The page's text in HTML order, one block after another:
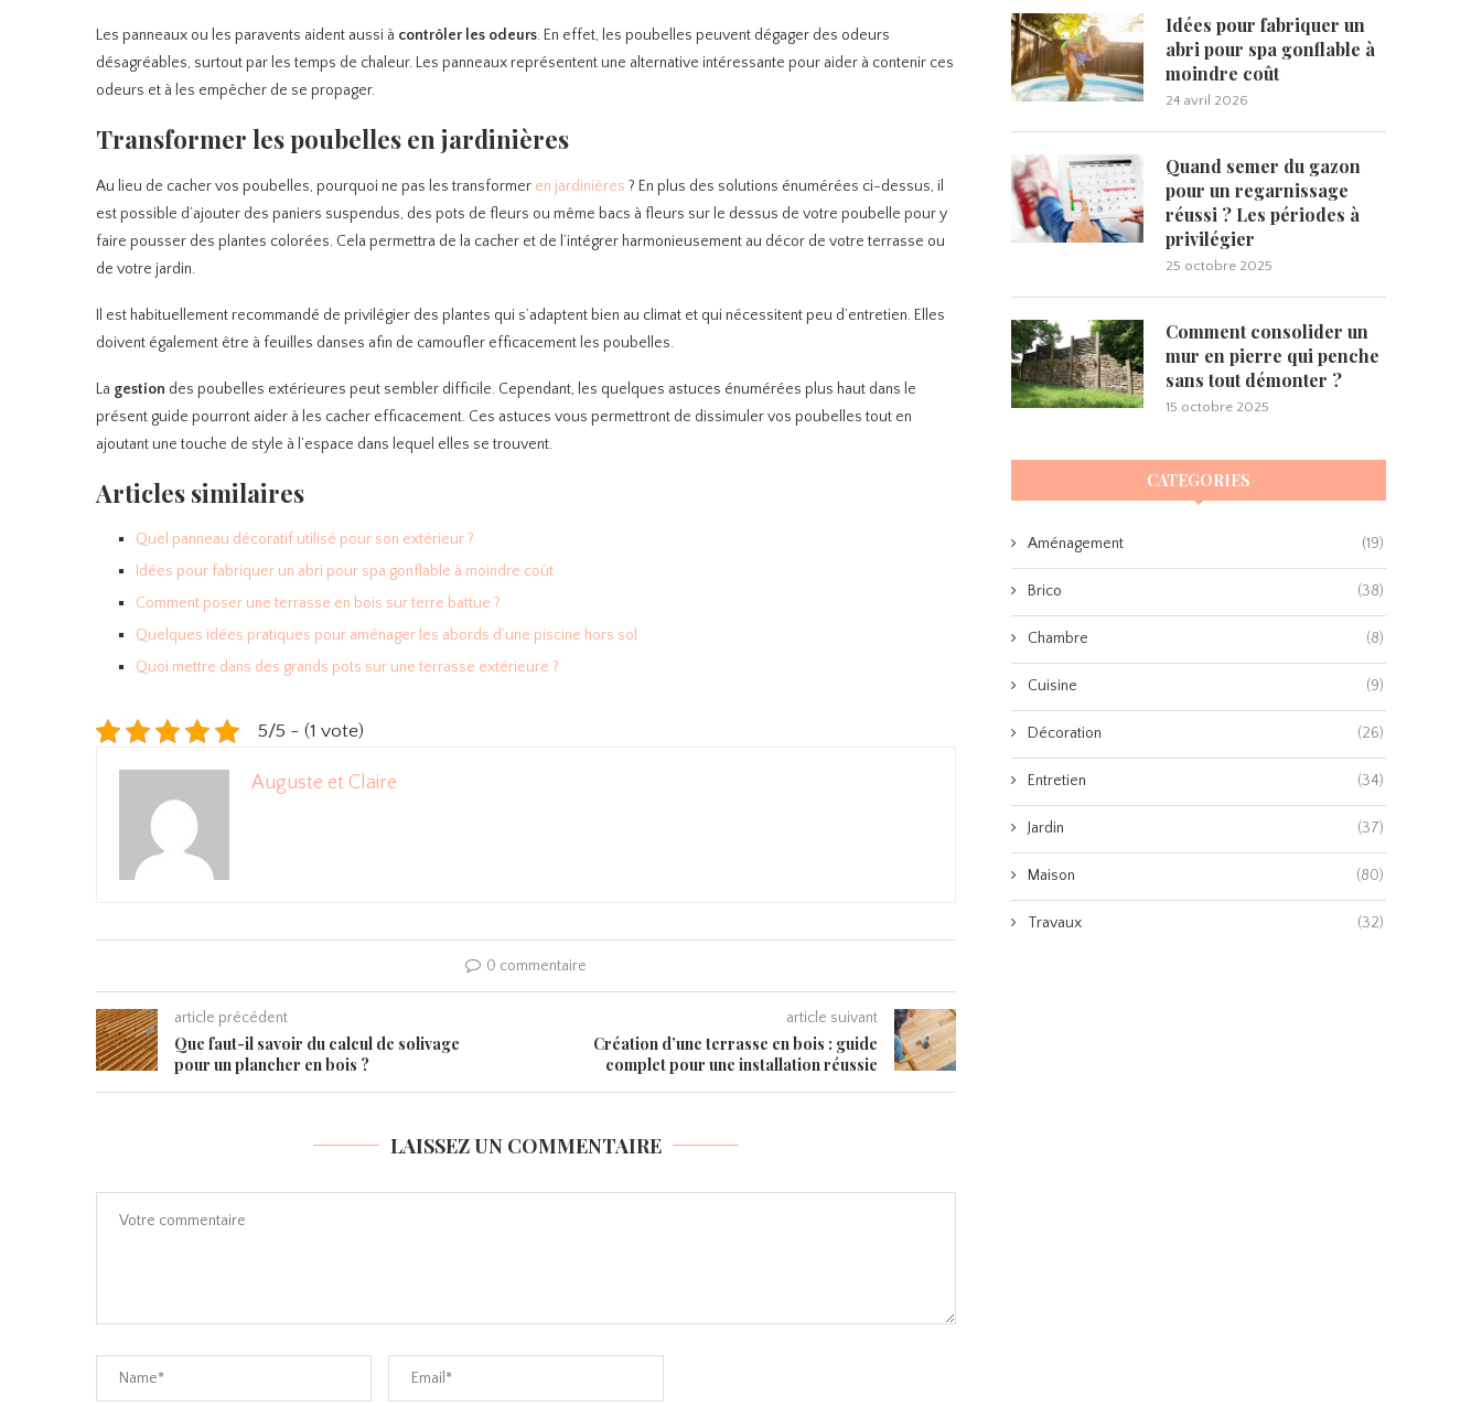
Les panneaux ou les paravents aident aussi à contrôler les odeurs. En effet, les poubelles peuvent dégager des odeurs
désagréables, surtout par les temps de chaleur. Les panneaux représentent une alternative intéressante pour aider à contenir ces
odeurs et à les empêcher de se propager.
Transformer les poubelles en jardinières
Au lieu de cacher vos poubelles, pourquoi ne pas les transformer en jardinières ? En plus des solutions énumérées ci-dessus, il
est possible d’ajouter des paniers suspendus, des pots de fleurs ou même bacs à fleurs sur le dessus de votre poubelle pour y
faire pousser des plantes colorées. Cela permettra de la cacher et de l’intégrer harmonieusement au décor de votre terrasse ou
de votre jardin.
Il est habituellement recommandé de privilégier des plantes qui s’adaptent bien au climat et qui nécessitent peu d’entretien. Elles
doivent également être à feuilles danses afin de camoufler efficacement les poubelles.
La gestion des poubelles extérieures peut sembler difficile. Cependant, les quelques astuces énumérées plus haut dans le
présent guide pourront aider à les cacher efficacement. Ces astuces vous permettront de dissimuler vos poubelles tout en
ajoutant une touche de style à l’espace dans lequel elles se trouvent.
Articles similaires
Quel panneau décoratif utilisé pour son extérieur ?
Idées pour fabriquer un abri pour spa gonflable à moindre coût
Comment poser une terrasse en bois sur terre battue ?
Quelques idées pratiques pour aménager les abords d’une piscine hors sol
Quoi mettre dans des grands pots sur une terrasse extérieure ?
5/5 - (1 vote)
Auguste et Claire
0 commentaire
article précédent
Que faut-il savoir du calcul de solivage
pour un plancher en bois ?
article suivant
Création d’une terrasse en bois : guide
complet pour une installation réussie
LAISSEZ UN COMMENTAIRE
Idées pour fabriquer un
abri pour spa gonflable à
moindre coût
24 avril 2026
Quand semer du gazon
pour un regarnissage
réussi ? Les périodes à
privilégier
25 octobre 2025
Comment consolider un
mur en pierre qui penche
sans tout démonter ?
15 octobre 2025
CATEGORIES
Aménagement (19)
Brico (38)
Chambre (8)
Cuisine (9)
Décoration (26)
Entretien (34)
Jardin (37)
Maison (80)
Travaux (32)